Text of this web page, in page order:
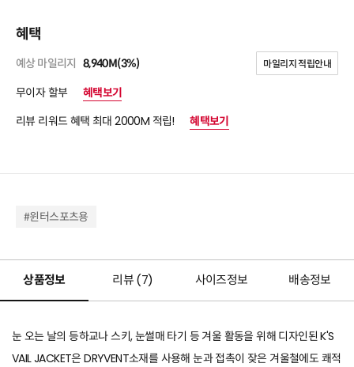
혜택
예상 마일리지 8,940M(3%) 마일리지 적립안내
무이자 할부
혜택보기
리뷰 리워드 혜택 최대 2000M 적립!
혜택보기
#윈터스포츠용
상품정보 리뷰 (7) 사이즈정보 배송정보
눈 오는 날의 등하교나 스키, 눈썰매 타기 등 겨울 활동을 위해 디자인된 K'S
VAIL JACKET은 DRYVENT소재를 사용해 눈과 접촉이 잦은 겨울철에도 쾌적